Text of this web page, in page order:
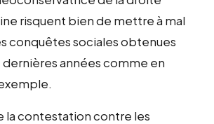
risquent bien de mettre à mal
conquêtes sociales obtenues
dernières années comme en
la contestation contre les